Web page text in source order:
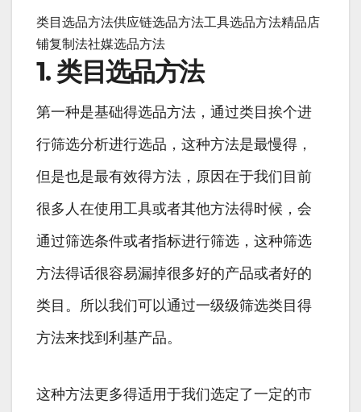
类目选品方法供应链选品方法工具选品方法精品店
铺复制法社媒选品方法
1. 类目选品方法
第一种是基础得选品方法，通过类目挨个进
行筛选分析进行选品，这种方法是最慢得，
但是也是最有效得方法，原因在于我们目前
很多人在使用工具或者其他方法得时候，会
通过筛选条件或者指标进行筛选，这种筛选
方法得话很容易漏掉很多好的产品或者好的
类目。所以我们可以通过一级级筛选类目得
方法来找到利基产品。
这种方法更多得适用于我们选定了一定的市